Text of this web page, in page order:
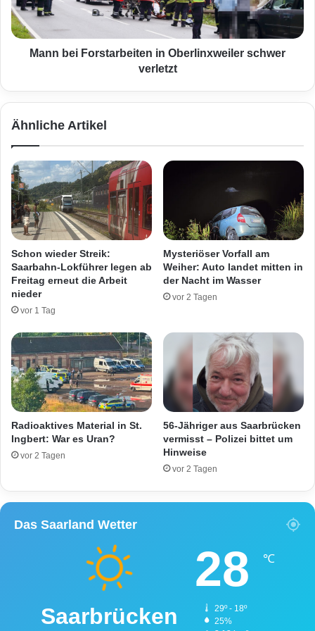
o
r
t
n
l
a
s
t
u
9
5
%
e
r
s
c
h
r
i
t
t
i
F
o
b
t
e
n
i
n
b
e
l
n
x
w
e
i
l
e
r
s
Mann bei Forstarbeiten in Oberlinxweiler schwer
verletzt
Ähnliche Artikel
Schon wieder Streik:
Saarbahn-Lokführer legen ab
Freitag erneut die Arbeit
nieder
vor 1 Tag
Mysteriöser Vorfall am
Weiher: Auto landet mitten in
der Nacht im Wasser
vor 2 Tagen
Radioaktives Material in St.
Ingbert: War es Uran?
vor 2 Tagen
56-Jähriger aus Saarbrücken
vermisst – Polizei bittet um
Hinweise
vor 2 Tagen
Das Saarland Wetter
Saarbrücken
28 ℃
29º - 18º
25%